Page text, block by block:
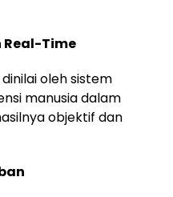
Real-Time
oleh sistem
manusia dalam
objektif dan